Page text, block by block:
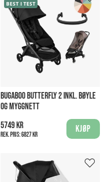
BEST I TEST
BUGABOO BUTTERFLY 2 INKL. BØYLE
OG MYGGNETT
5749 kr
Rek. pris:6827 kr
Kjøp